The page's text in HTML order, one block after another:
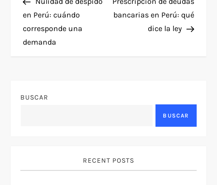
a
v
a
ó
en Perú: cuándo
corresponde una
demanda
bancarias en Perú: qué
dice la ley
BUSCAR
BUSCAR
RECENT POSTS